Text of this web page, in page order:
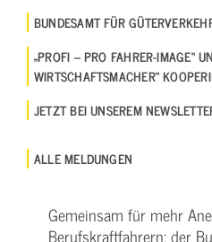
BUNDESAMT FÜR
„PROFI – PRO FAHRER-IMAGE“
WIRTSCHAFTSMACHER“
JETZT BEI UNSEREM
ALLE MELDUNGEN
Gemeinsam für mehr
Berufskraftfahrern: der